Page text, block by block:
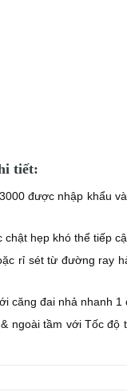
tiết:
được nhập khẩu
hẹp khó thể tiếp
rỉ sét từ đường ray
căng đai nhả nhanh 1
ngoài tầm với Tốc độ